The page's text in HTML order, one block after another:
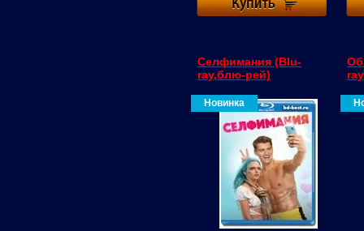
Селфимания (Blu-
ray,блю-рей)
Новинка